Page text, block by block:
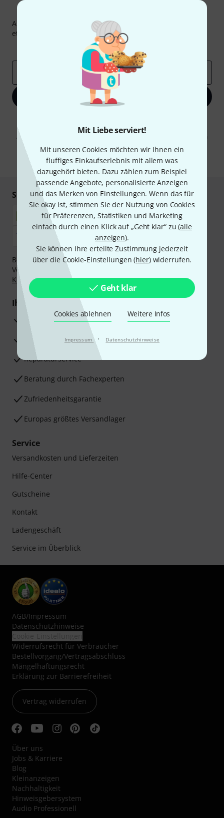
Mit Liebe serviert!
Mit unseren Cookies möchten wir Ihnen ein
fluffiges Einkaufserlebnis mit allem was
dazugehört bieten. Dazu zählen zum Beispiel
passende Angebote, personalisierte Anzeigen
und das Merken von Einstellungen. Wenn das für
Sie okay ist, stimmen Sie der Nutzung von Cookies
für Präferenzen, Statistiken und Marketing
einfach durch einen Klick auf „Geht klar“ zu (alle
anzeigen).
Sie können Ihre erteilte Zustimmung jederzeit
über die Cookie-Einstellungen (hier) widerrufen.
Geht klar
Cookies ablehnen Weitere Infos
Impressum · Datenschutzhinweise
Abonniere den Thomann Newsletter und gewinne mit
etwas Glück einen von
50 Gutscheinen
Inspirierende Beiträge
Deals
Jetzt anmelden
Werbung und einer Messung des E-Mail-Nutzungsverhaltens zu. Die
Abmeldung ist jederzeit möglich. Weitere Informationen finden Sie in
* Pflichtfeld
Sicher einkaufen & bezahlen
Bezahlen Sie vertraulich und sicher per Nachnahme,
Vorkasse, PayPal, Amazon Pay,
Klarna Ratenzahlungoder Kreditkarte.
Ihre Vorteile
3 Jahre Thomann Garantie
30 Tage Money-Back-Garantie
Reparaturservice
Beratung durch Fachexperten
Zufriedenheitsgarantie
Europas größtes Versandlager
Service
Versandkosten und Lieferzeiten
Hilfe-Center
Gutscheine
Kontakt
Ladengeschäft
Service im Überblick
AGB/Impressum
Datenschutzhinweise
Widerrufsrecht für Verbraucher
Bestellvorgang/Vertragsabschluss
Mängelhaftungsrecht
Erklärung zur Barrierefreiheit
Vertrag widerrufen
Über uns
Jobs & Karriere
Blog
Kleinanzeigen
Nachhaltigkeit
Hinweisgebersystem
Audio Professionell